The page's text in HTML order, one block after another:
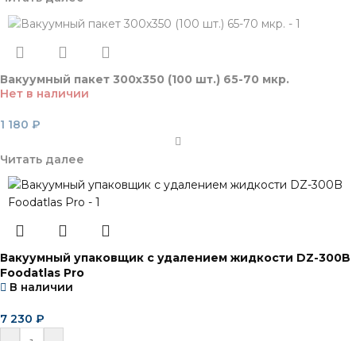
Вакуумный пакет 300х350 (100 шт.) 65-70 мкр.
Нет в наличии
1 180 ₽
Читать далее
Вакуумный упаковщик c удалением жидкости DZ-300B
Foodatlas Pro
В наличии
7 230 ₽